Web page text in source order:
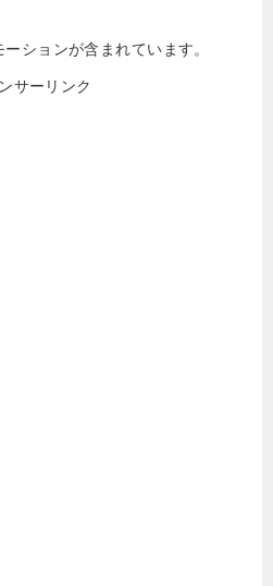
ションが含まれています。
サーリンク